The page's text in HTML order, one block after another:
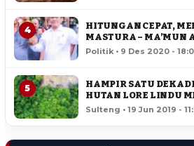
4
HITUNGAN CEPAT,
MASTURA – MA’MUN
SULTENG
Politik • 9 Des 2020 -
5
HAMPIR SATU
HUTAN LORE LINDU
HEKTAR
Sulteng • 19 Jun 2019 -